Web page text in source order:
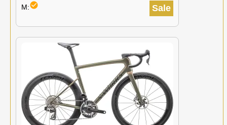
Sale
M:check_circle